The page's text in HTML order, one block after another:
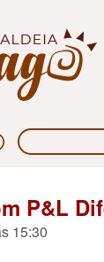
P&L
15:30